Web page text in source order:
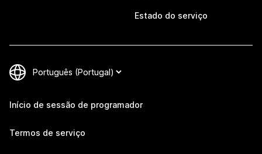
Estado do serviço
Início de sessão de programador
Termos de serviço